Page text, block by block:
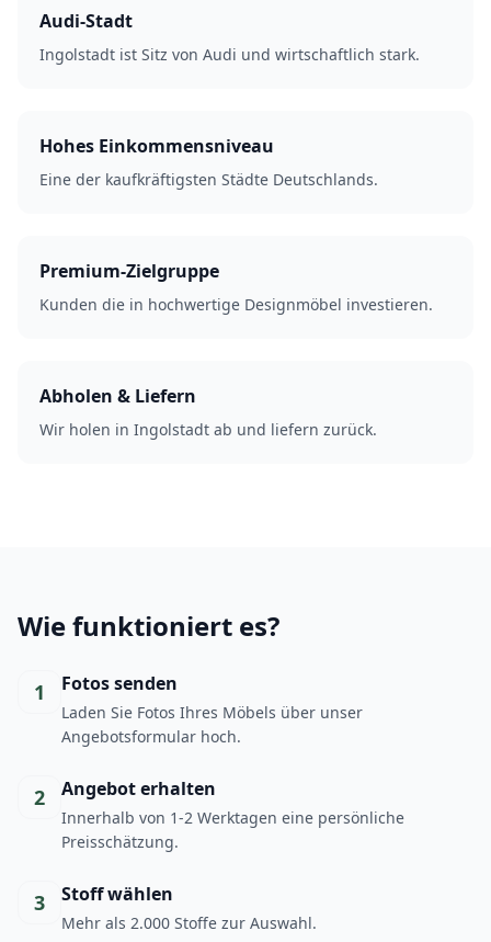
Audi-Stadt
Ingolstadt ist Sitz von Audi und wirtschaftlich stark.
Hohes Einkommensniveau
Eine der kaufkräftigsten Städte Deutschlands.
Premium-Zielgruppe
Kunden die in hochwertige Designmöbel investieren.
Abholen & Liefern
Wir holen in Ingolstadt ab und liefern zurück.
Wie funktioniert es?
1 Fotos senden
Laden Sie Fotos Ihres Möbels über unser
Angebotsformular hoch.
2 Angebot erhalten
Innerhalb von 1-2 Werktagen eine persönliche
Preisschätzung.
3 Stoff wählen
Mehr als 2.000 Stoffe zur Auswahl.